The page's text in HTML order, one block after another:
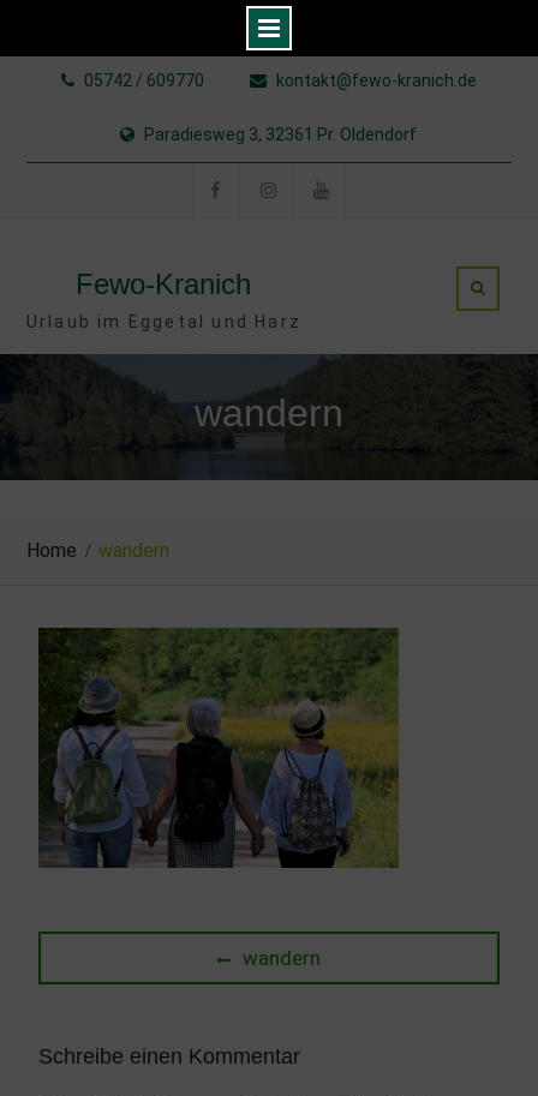
05742 / 609770 kontakt@fewo-kranich.de
Paradiesweg 3, 32361 Pr. Oldendorf
Fewo-Kranich
Urlaub im Eggetal und Harz
wandern
Home wandern
BeitragsnavigationPrevious
post:
wandern
Schreibe einen Kommentar